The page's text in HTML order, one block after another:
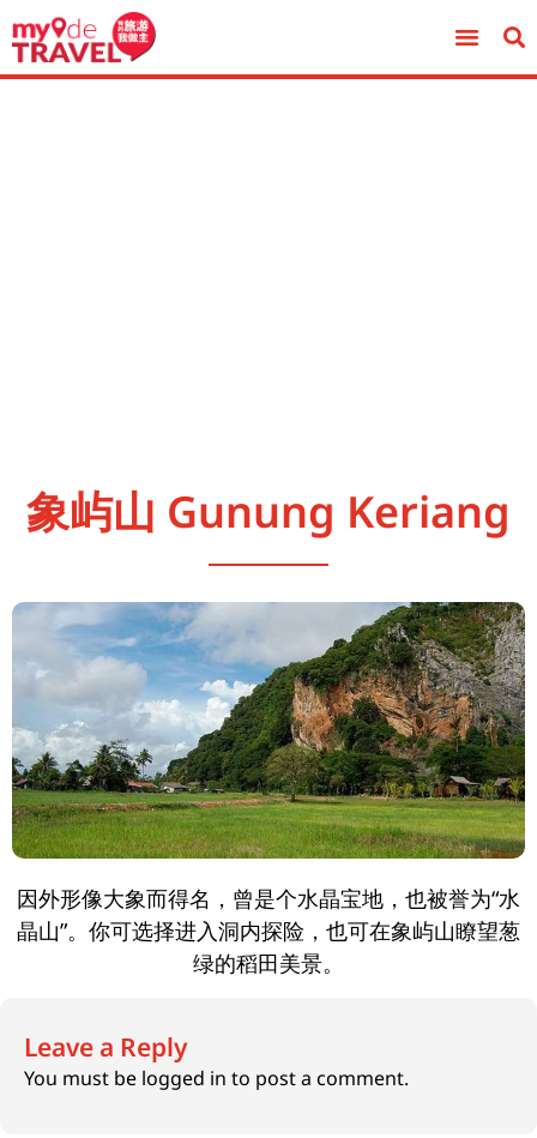
象屿山 Gunung Keriang
因外形像大象而得名，曾是个水晶宝地，也被誉为“水
晶山”。你可选择进入洞内探险，也可在象屿山瞭望葱
绿的稻田美景。
Leave a Reply
You must be logged in to post a comment.